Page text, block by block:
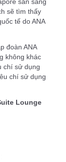
sẽ tìm thấy
tế do ANA
đoàn ANA
không khác
chí sử dụng
chí sử dụng
Lounge